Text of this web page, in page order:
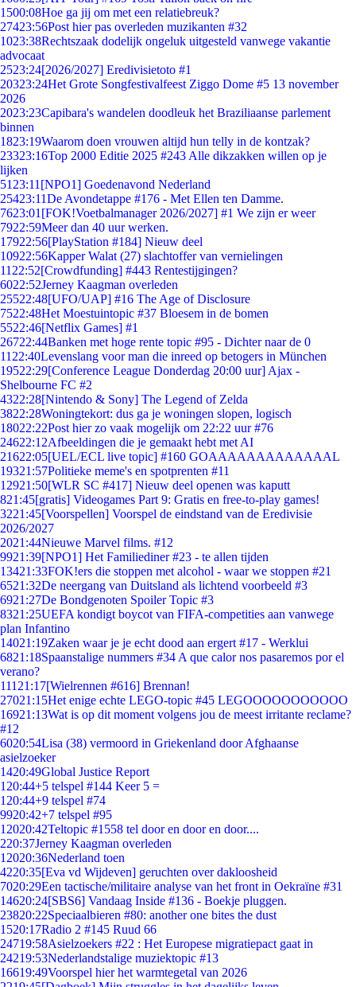
1500:08Hoe ga jij om met een relatiebreuk?
27423:56Post hier pas overleden muzikanten #32
1023:38Rechtszaak dodelijk ongeluk uitgesteld vanwege vakantie
advocaat
2523:24[2026/2027] Eredivisietoto #1
20323:24Het Grote Songfestivalfeest Ziggo Dome #5 13 november
2026
2023:23Capibara's wandelen doodleuk het Braziliaanse parlement
binnen
1823:19Waarom doen vrouwen altijd hun telly in de kontzak?
23323:16Top 2000 Editie 2025 #243 Alle dikzakken willen op je
lijken
51 23:11 [NPO1] Goedenavond Nederland
25423:11De Avondetappe #176 - Met Ellen ten Damme.
7623:01 [FOK!Voetbalmanager 2026/2027] #1 We zijn er weer
7922:59Meer dan 40 uur werken.
17922:56[PlayStation #184] Nieuw deel
10922:56Kapper Walat (27) slachtoffer van vernielingen
11 22:52[Crowdfunding] #443 Rentestijgingen?
6022:52Jerney Kaagman overleden
25522:48[UFO/UAP] #16 The Age of Disclosure
7522:48Het Moestuintopic #37 Bloesem in de bomen
5522:46[Netflix Games] #1
26722:44Banken met hoge rente topic #95 - Dichter naar de 0
11 22:40Levenslang voor man die inreed op betogers in München
19522:29[Conference League Donderdag 20:00 uur] Ajax -
Shelbourne FC #2
4322:28[Nintendo & Sony] The Legend of Zelda
3822:28Woningtekort: dus ga je woningen slopen, logisch
18022:22Post hier zo vaak mogelijk om 22:22 uur #76
24622:12Afbeeldingen die je gemaakt hebt met AI
21622:05[UEL/ECL live topic] #160 GOAAAAAAAAAAAAAL
19321:57Politieke meme's en spotprenten #11
12921:50[WLR SC #417] Nieuw deel openen was kaputt
821:45[gratis] Videogames Part 9: Gratis en free-to-play games!
3221:45[Voorspellen] Voorspel de eindstand van de Eredivisie
2026/2027
2021:44Nieuwe Marvel films. #12
9921:39[NPO1] Het Familiediner #23 - te allen tijden
13421:33FOK!ers die stoppen met alcohol - waar we stoppen #21
6521:32De neergang van Duitsland als lichtend voorbeeld #3
6921:27De Bondgenoten Spoiler Topic #3
8321:25UEFA kondigt boycot van FIFA-competities aan vanwege
plan Infantino
14021:19Zaken waar je je echt dood aan ergert #17 - Werklui
6821:18Spaanstalige nummers #34 A que calor nos pasaremos por el
verano?
111 21:17[Wielrennen #616] Brennan!
27021:15Het enige echte LEGO-topic #45 LEGOOOOOOOOOOO
16921:13Wat is op dit moment volgens jou de meest irritante reclame?
#12
6020:54Lisa (38) vermoord in Griekenland door Afghaanse
asielzoeker
1420:49Global Justice Report
1 20:44+5 telspel #144 Keer 5 =
1 20:44+9 telspel #74
9920:42+7 telspel #95
12020:42Teltopic #1558 tel door en door en door....
220:37Jerney Kaagman overleden
12020:36Nederland toen
4220:35[Eva vd Wijdeven] geruchten over dakloosheid
7020:29Een tactische/militaire analyse van het front in Oekraïne #31
14620:24[SBS6] Vandaag Inside #136 - Boekje pluggen.
23820:22Speciaalbieren #80: another one bites the dust
1520:17Radio 2 #145 Ruud 66
24719:58Asielzoekers #22 : Het Europese migratiepact gaat in
24219:53Nederlandstalige muziektopic #13
16619:49Voorspel hier het warmtegetal van 2026